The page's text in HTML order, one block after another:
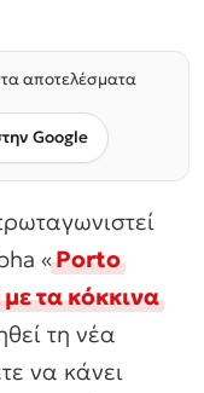
αποτελέσματα
Google
«Porto
τα κόκκινα
τη νέα
να κάνει